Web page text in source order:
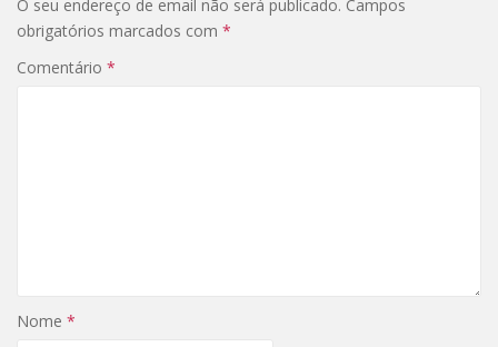
O seu endereço de email não será publicado. Campos
obrigatórios marcados com *
Comentário *
Nome *